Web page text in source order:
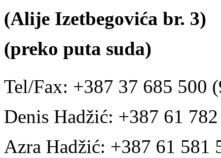
(Alije Izetbegovića br. 3)
(preko puta suda)
Tel/Fax: +387 37 685 500
Denis Hadžić: +387 61
Azra Hadžić: +387 61 581